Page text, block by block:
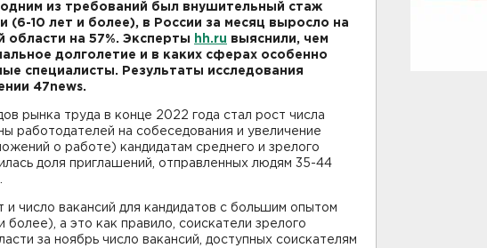
из требований был внушительный стаж
(6-10 лет и более), в России за месяц выросло на
области на 57%. Эксперты
hh.ru выяснили, чем
долголетие и в каких сферах особенно
специалисты. Результаты исследования
47news.
рынка труда в конце 2022 года стал рост числа
работодателей на собеседования и увеличение
о работе) кандидатам среднего и зрелого
доля приглашений, отправленных людям 35-44
и число вакансий для кандидатов с большим опытом
а это как правило, соискатели зрелого
за ноябрь число вакансий, доступных соискателям